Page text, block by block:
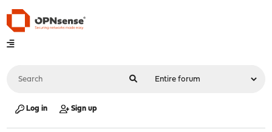
Log in Sign up